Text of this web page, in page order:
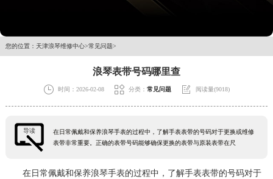
您的位置： 天津浪琴维修中心>常见问题>
浪琴表带号码哪里查
 时间：2026-02-08  分类： 常见问题  阅读量(9018)
导读
在日常佩戴和保养浪琴手表的过程中，了解手表表带的号码对于更换或维修
表带非常重要。正确的表带号码能够确保更换的表带与原装表带在尺
在日常佩戴和保养浪琴手表的过程中，了解手表表带的号码对于